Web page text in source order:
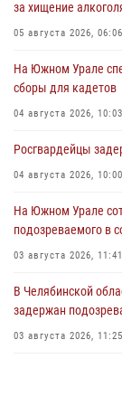
за хищение
05 августа 2026, 06:06
На Южном Урале
сборы для кадетов
04 августа 2026, 10:03
Росгвардейцы
04 августа 2026, 10:00
На Южном Урале
подозреваемого в
03 августа 2026, 11:41
В Челябинской
задержан
03 августа 2026, 11:25